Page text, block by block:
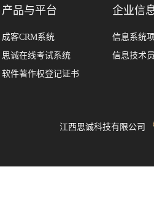
产品与平台
成客CRM系统
思诚在线考试系统
软件著作权登记证书
企业信
信息系统
信息技术
江西思诚科技有限公司